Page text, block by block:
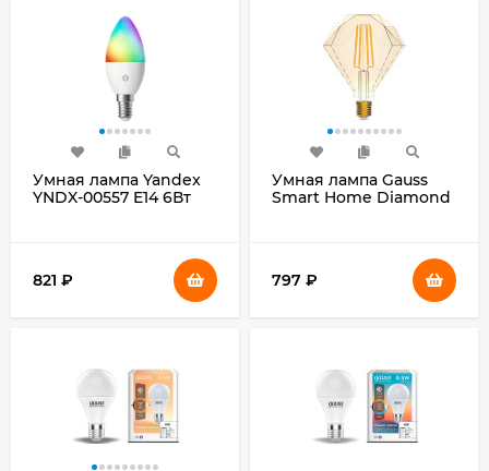
Умная лампа Yandex
YNDX-00557 E14 6Вт
821 ₽
Умная лампа Gauss
Smart Home Diamond
797 ₽